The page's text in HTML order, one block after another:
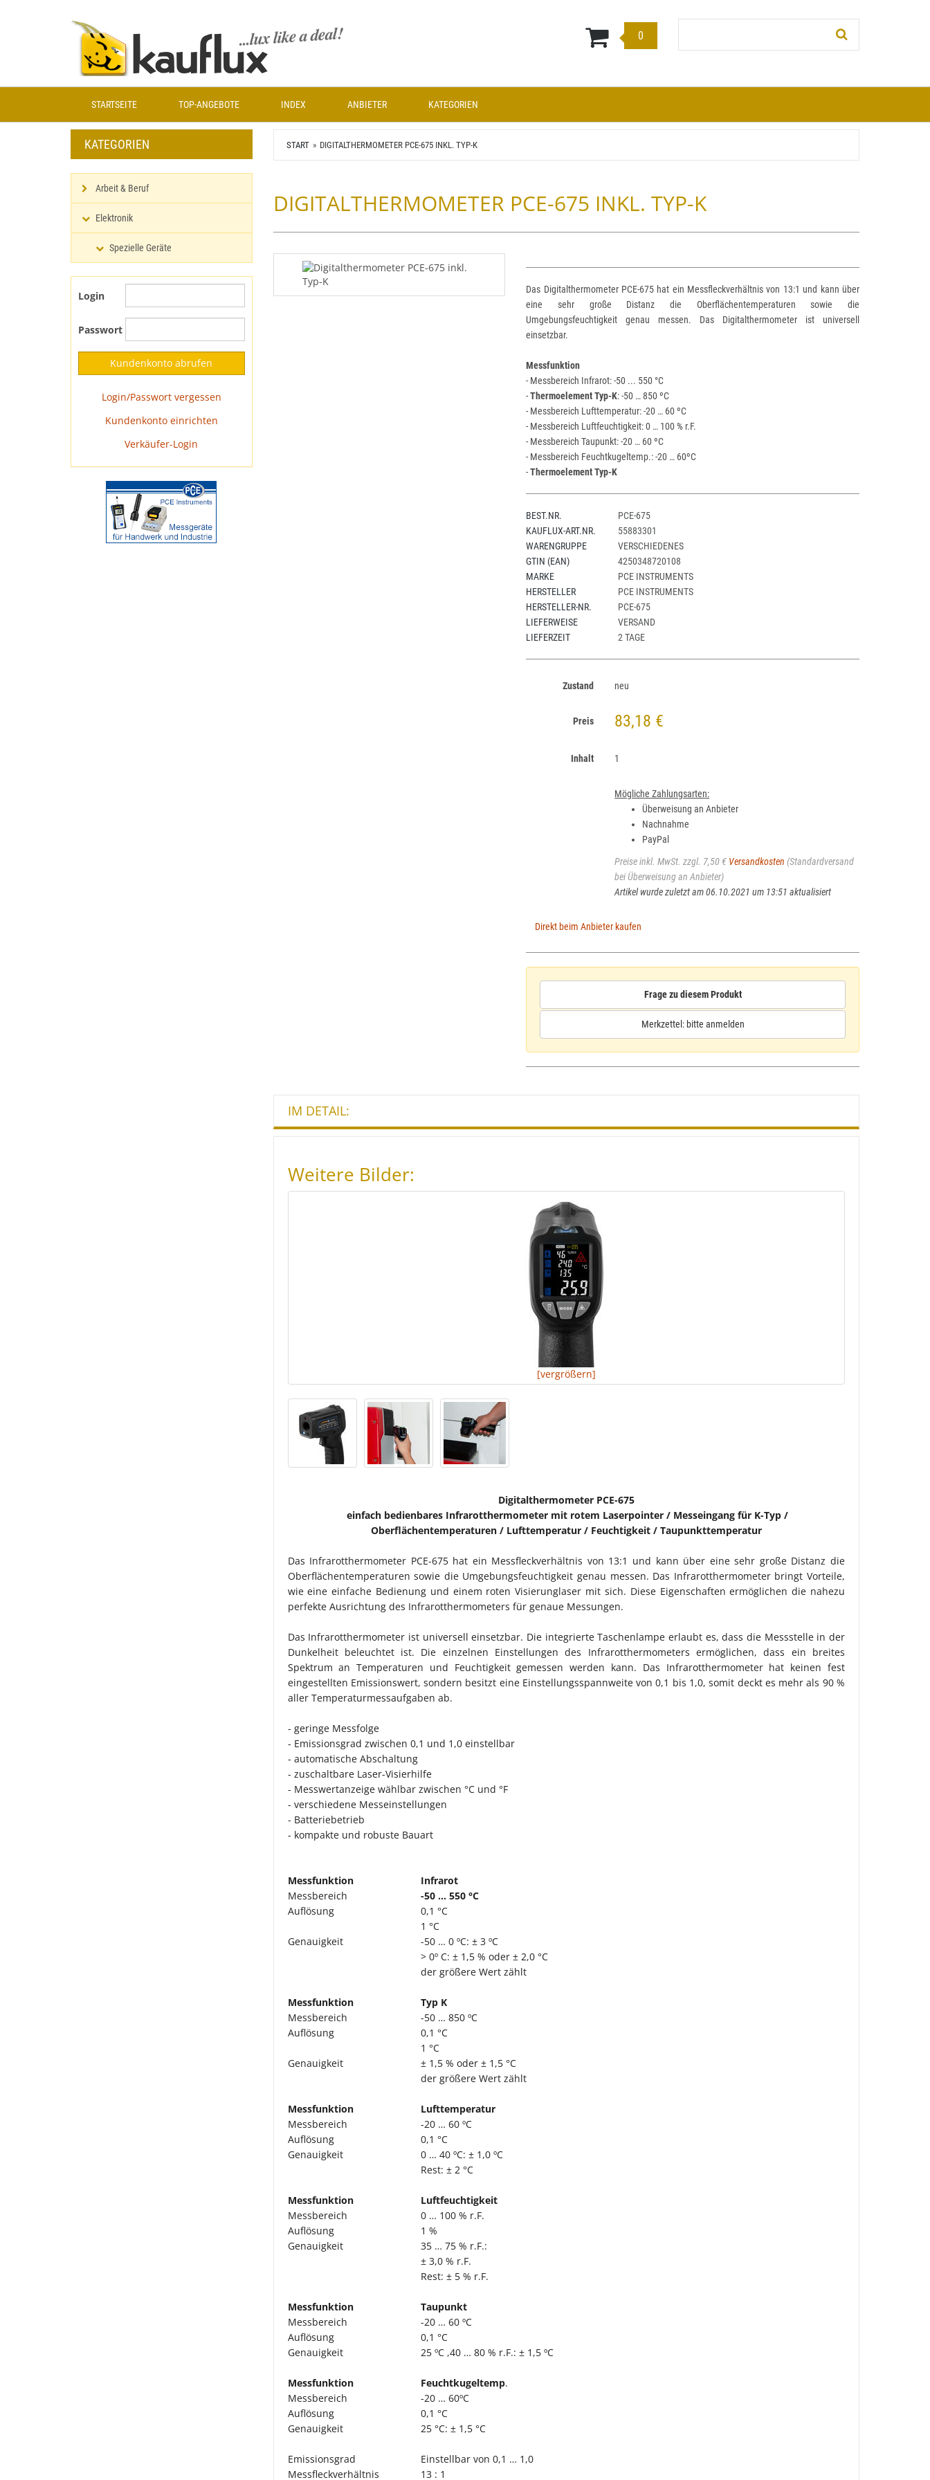
0
STARTSEITE TOP-ANGEBOTE INDEX ANBIETER KATEGORIEN
START DIGITALTHERMOMETER PCE-675 INKL. TYP-K
DIGITALTHERMOMETER PCE-675 INKL. TYP-K
Das Digitalthermometer PCE-675 hat ein Messfleckverhältnis von 13:1 und kann über
eine sehr große Distanz die Oberflächentemperaturen sowie die
Umgebungsfeuchtigkeit genau messen. Das Digitalthermometer ist universell
einsetzbar.
Messfunktion
- Messbereich Infrarot: -50 ... 550 °C
-Thermoelement Typ-K: -50 … 850 ºC
- Messbereich Lufttemperatur: -20 … 60 ºC
- Messbereich Luftfeuchtigkeit: 0 … 100 % r.F.
- Messbereich Taupunkt: -20 … 60 ºC
- Messbereich Feuchtkugeltemp.: -20 … 60ºC
-Thermoelement Typ-K
BEST.NR.
PCE-675
KAUFLUX-ART.NR.
55883301
WARENGRUPPE
VERSCHIEDENES
GTIN (EAN)
4250348720108
MARKE
PCE INSTRUMENTS
HERSTELLER
PCE INSTRUMENTS
HERSTELLER-NR.
PCE-675
LIEFERWEISE
VERSAND
LIEFERZEIT
2 TAGE
Zustand neu
Preis 83,18 €
Inhalt 1
Mögliche Zahlungsarten:
Überweisung an Anbieter
Nachnahme
PayPal
Preise inkl. MwSt. zzgl. 7,50 € Versandkosten (Standardversand
bei Überweisung an Anbieter)
Artikel wurde zuletzt am 06.10.2021 um 13:51 aktualisiert
Direkt beim Anbieter kaufen
Frage zu diesem Produkt
Merkzettel: bitte anmelden
IM DETAIL:
Weitere Bilder:
[vergrößern]
Digitalthermometer PCE-675
einfach bedienbares Infrarotthermometer mit rotem Laserpointer / Messeingang für K-Typ /
Oberflächentemperaturen / Lufttemperatur / Feuchtigkeit / Taupunkttemperatur
Das Infrarotthermometer PCE-675 hat ein Messfleckverhältnis von 13:1 und kann über eine sehr große Distanz die
Oberflächentemperaturen sowie die Umgebungsfeuchtigkeit genau messen. Das Infrarotthermometer bringt Vorteile,
wie eine einfache Bedienung und einem roten Visierunglaser mit sich. Diese Eigenschaften ermöglichen die nahezu
perfekte Ausrichtung des Infrarotthermometers für genaue Messungen.
Das Infrarotthermometer ist universell einsetzbar. Die integrierte Taschenlampe erlaubt es, dass die Messstelle in der
Dunkelheit beleuchtet ist. Die einzelnen Einstellungen des Infrarotthermometers ermöglichen, dass ein breites
Spektrum an Temperaturen und Feuchtigkeit gemessen werden kann. Das Infrarotthermometer hat keinen fest
eingestellten Emissionswert, sondern besitzt eine Einstellungsspannweite von 0,1 bis 1,0, somit deckt es mehr als 90 %
aller Temperaturmessaufgaben ab.
- geringe Messfolge
- Emissionsgrad zwischen 0,1 und 1,0 einstellbar
- automatische Abschaltung
- zuschaltbare Laser-Visierhilfe
- Messwertanzeige wählbar zwischen °C und °F
- verschiedene Messeinstellungen
- Batteriebetrieb
- kompakte und robuste Bauart
Messfunktion
Infrarot
Messbereich
-50 ... 550 °C
Auflösung
0,1 °C
1 °C
Genauigkeit
-50 … 0 ºC: ± 3 ºC
> 0º C: ± 1,5 % oder ± 2,0 °C
der größere Wert zählt
Messfunktion
Typ K
Messbereich
-50 … 850 ºC
Auflösung
0,1 °C
1 °C
Genauigkeit
± 1,5 % oder ± 1,5 °C
der größere Wert zählt
Messfunktion
Lufttemperatur
Messbereich
-20 … 60 ºC
Auflösung
0,1 °C
Genauigkeit
0 … 40 ºC: ± 1,0 ºC
Rest: ± 2 °C
Messfunktion
Luftfeuchtigkeit
Messbereich
0 … 100 % r.F.
Auflösung
1 %
Genauigkeit
35 … 75 % r.F.:
± 3,0 % r.F.
Rest: ± 5 % r.F.
Messfunktion
Taupunkt
Messbereich
-20 … 60 ºC
Auflösung
0,1 °C
Genauigkeit
25 ºC ,40 … 80 % r.F.: ± 1,5 ºC
Messfunktion Feuchtkugeltemp.
Messbereich
-20 … 60ºC
Auflösung
0,1 °C
Genauigkeit
25 °C: ± 1,5 °C
Emissionsgrad
Einstellbar von 0,1 … 1,0
Messfleckverhältnis
13 : 1
KATEGORIEN
Arbeit & Beruf
Elektronik
Spezielle Geräte
Login
Passwort
Login/Passwort vergessen
Kundenkonto einrichten
Verkäufer-Login